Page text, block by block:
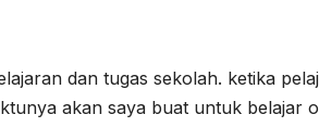
dan tugas sekolah. ketika
akan saya buat untuk belajar